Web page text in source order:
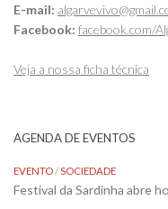
E-mail:
Facebook: facebook.com/
Veja a nossa ficha técnica
AGENDA DE EVENTOS
EVENTO/SOCIEDADE
Festival da Sardinha abre